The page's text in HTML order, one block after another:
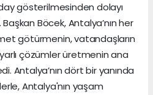
gösterilmesinden dolayı
Böcek, Antalya’nın her
götürmenin, vatandaşların
çözümler üretmenin ana
Antalya’nın dört bir yanında
Antalya'nın yaşam